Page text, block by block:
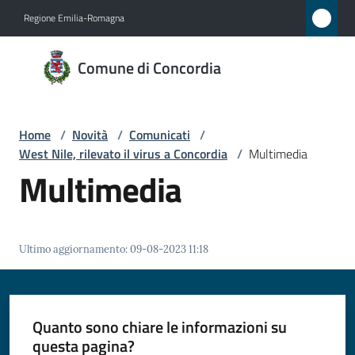
Regione Emilia-Romagna
Comune di Concordia
Comune
di
Servizi
Vivere
Concordia
Home / Novità / Comunicati /
West Nile, rilevato il virus a Concordia / Multimedia
Multimedia
Ultimo aggiornamento:09-08-2023 11:18
Quanto sono chiare le informazioni su
questa pagina?